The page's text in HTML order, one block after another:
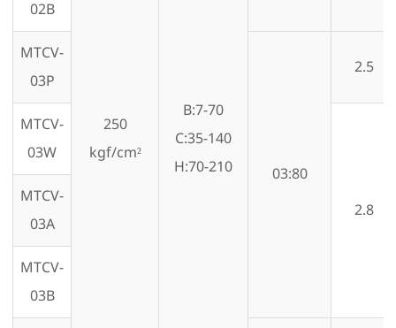
250
kgf/cm²
B:7-70
C:35-140
H:70-210
02B
MTCV-
03P
03:80
2.5
MTCV-
03W
2.8
MTCV-
03A
MTCV-
03B